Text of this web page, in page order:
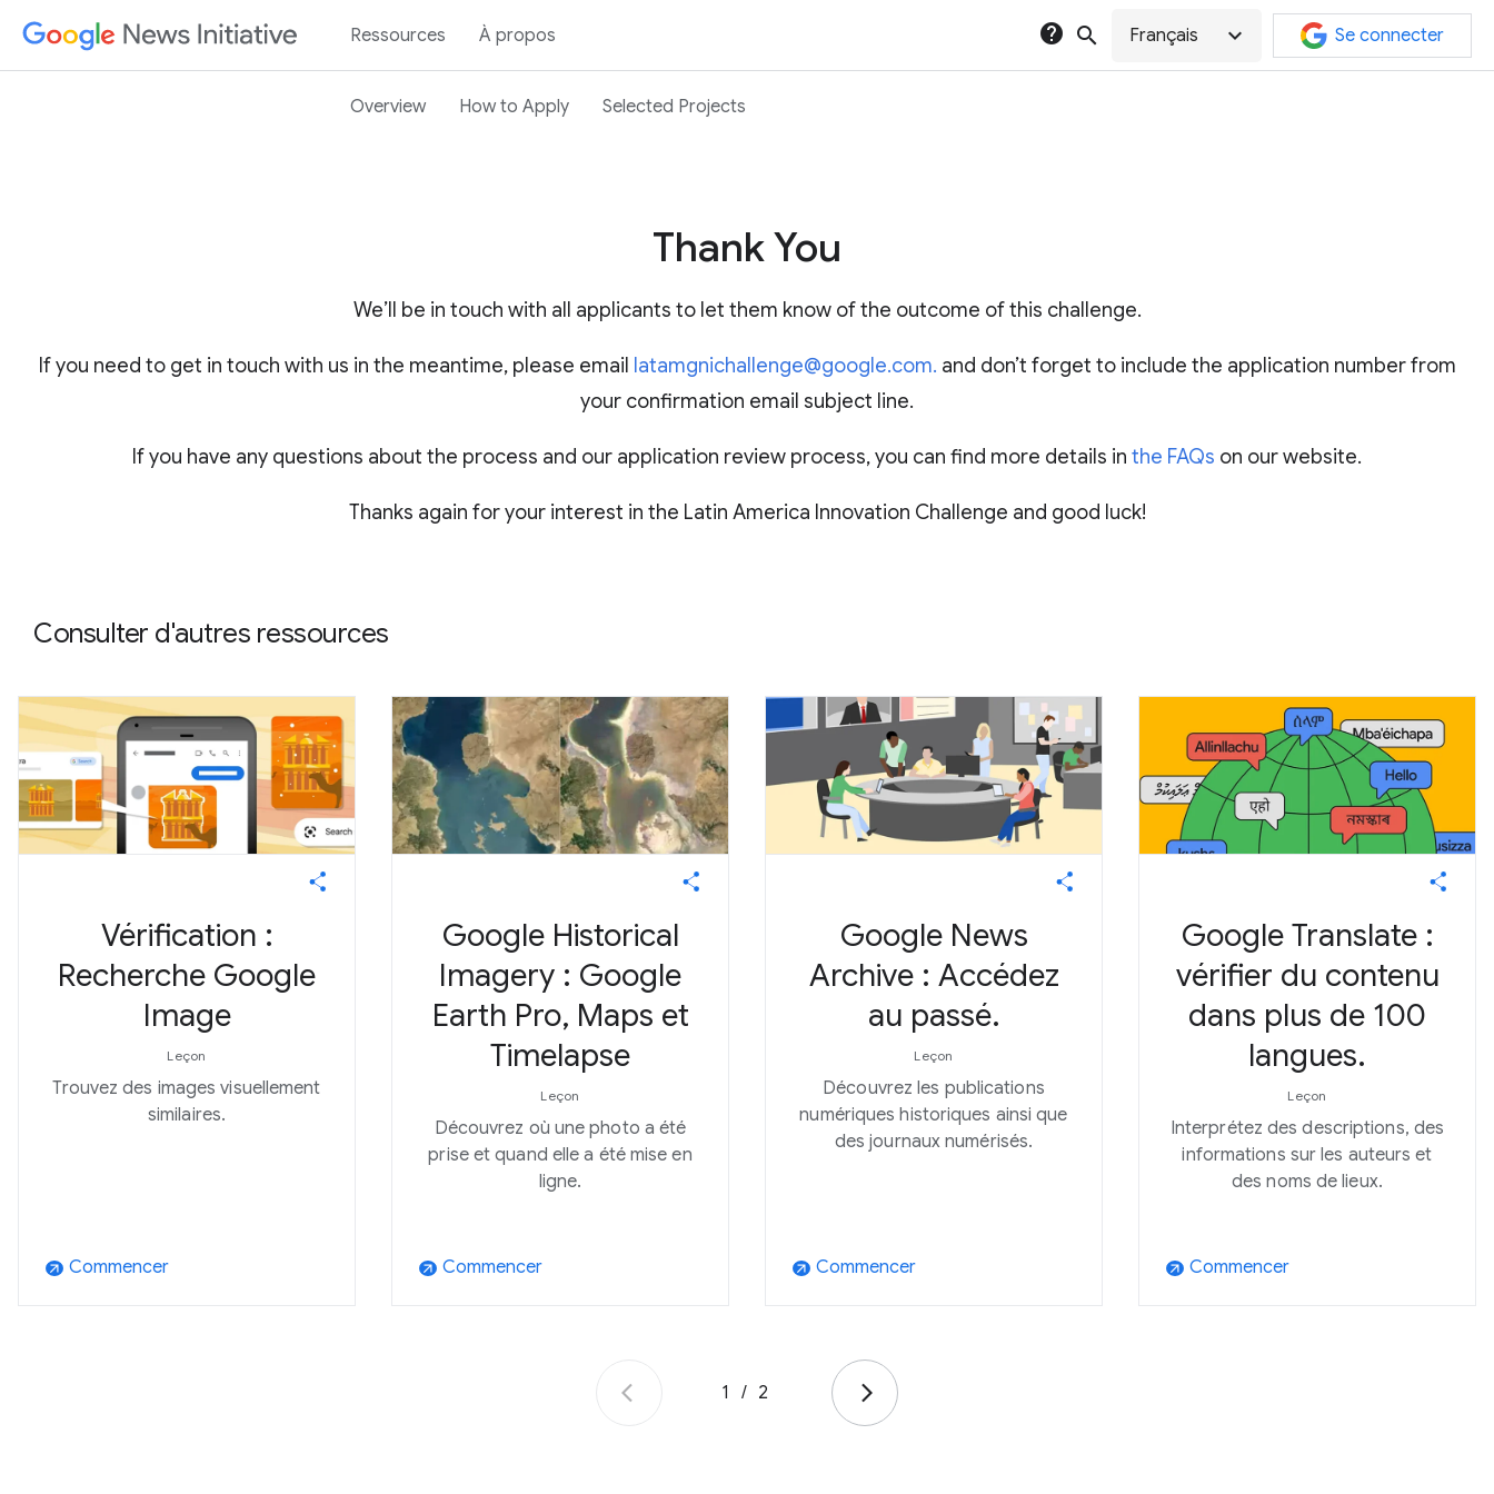
Ressources À propos
Overview How to Apply Selected Projects
help search Français expand_more Se connecter
Thank You
We’ll be in touch with all applicants to let them know of the outcome of this challenge.
If you need to get in touch with us in the meantime, please email latamgnichallenge@google.com. and don’t forget to include the application number from
your confirmation email subject line.
If you have any questions about the process and our application review process, you can find more details in the FAQs on our website.
Thanks again for your interest in the Latin America Innovation Challenge and good luck!
Consulter d'autres ressources
Vérification :
Recherche Google
Image
Leçon
Trouvez des images visuellement
similaires.
arrow_outward Commencer
Google Historical
Imagery : Google
Earth Pro, Maps et
Timelapse
Leçon
Découvrez où une photo a été
prise et quand elle a été mise en
ligne.
arrow_outward Commencer
Google News
Archive : Accédez
au passé.
Leçon
Découvrez les publications
numériques historiques ainsi que
des journaux numérisés.
arrow_outward Commencer
Google Translate :
vérifier du contenu
dans plus de 100
langues.
Leçon
Interprétez des descriptions, des
informations sur les auteurs et
des noms de lieux.
arrow_outward Commencer
1 / 2